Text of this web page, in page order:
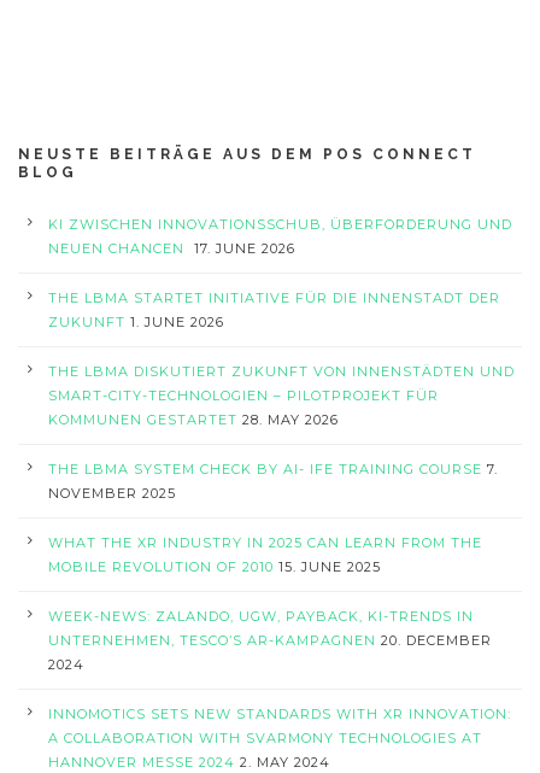
NEUSTE BEITRÄGE AUS DEM POS CONNECT
BLOG
KI ZWISCHEN INNOVATIONSSCHUB, ÜBERFORDERUNG UND
NEUEN CHANCEN
17. JUNE 2026
THE LBMA STARTET INITIATIVE FÜR DIE INNENSTADT DER
ZUKUNFT 1. JUNE 2026
THE LBMA DISKUTIERT ZUKUNFT VON INNENSTÄDTEN UND
SMART-CITY-TECHNOLOGIEN – PILOTPROJEKT FÜR
KOMMUNEN GESTARTET 28. MAY 2026
THE LBMA SYSTEM CHECK BY AI- IFE TRAINING COURSE 7.
NOVEMBER 2025
WHAT THE XR INDUSTRY IN 2025 CAN LEARN FROM THE
MOBILE REVOLUTION OF 2010 15. JUNE 2025
WEEK-NEWS: ZALANDO, UGW, PAYBACK, KI-TRENDS IN
UNTERNEHMEN, TESCO’S AR-KAMPAGNEN 20. DECEMBER
2024
INNOMOTICS SETS NEW STANDARDS WITH XR INNOVATION:
A COLLABORATION WITH SVARMONY TECHNOLOGIES AT
HANNOVER MESSE 2024 2. MAY 2024